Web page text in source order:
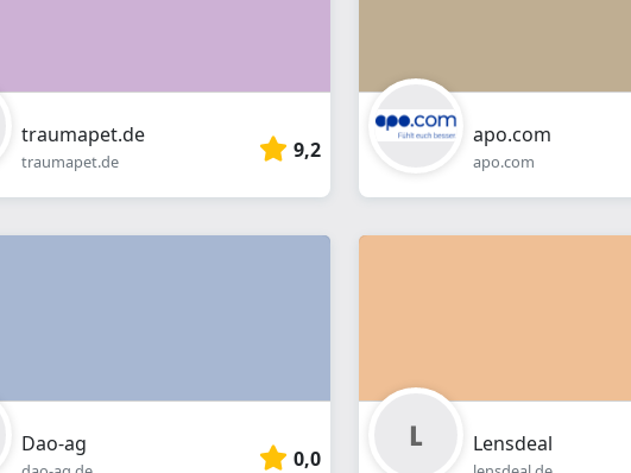
traumapet.de
traumapet.de 9,2
apo.com
apo.com
Dao-ag
0,0
Lensdeal